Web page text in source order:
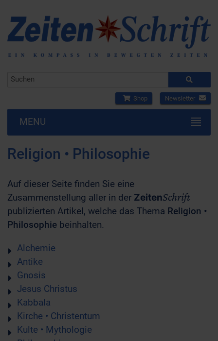
Shop Newsletter
MENU
Religion • Philosophie
Auf dieser Seite finden Sie eine
Zusammenstellung aller in der ZeitenSchrift
publizierten Artikel, welche das Thema Religion •
Philosophie beinhalten.
Alchemie
Antike
Gnosis
Jesus Christus
Kabbala
Kirche • Christentum
Kulte • Mythologie